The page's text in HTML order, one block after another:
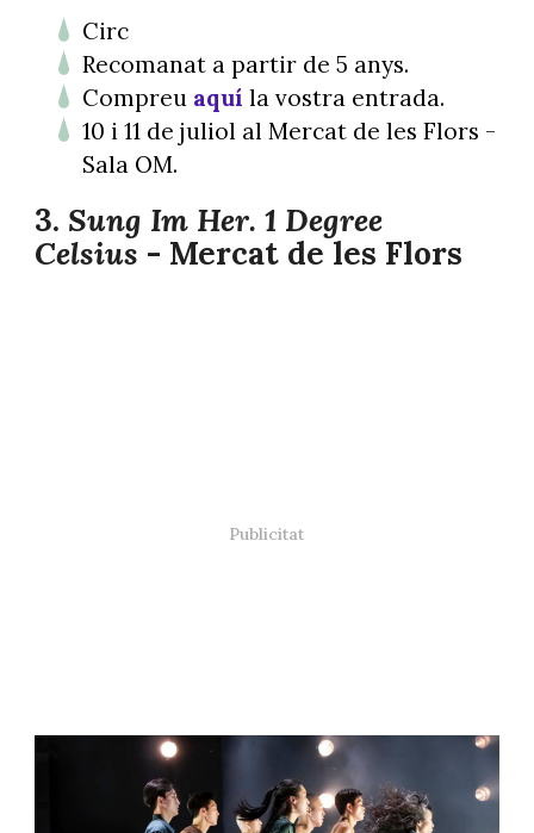
Circ
Recomanat a partir de 5 anys.
Compreu aquí la vostra entrada.
10 i 11 de juliol al Mercat de les Flors -
Sala OM.
3. Sung Im Her. 1 Degree
Celsius - Mercat de les Flors